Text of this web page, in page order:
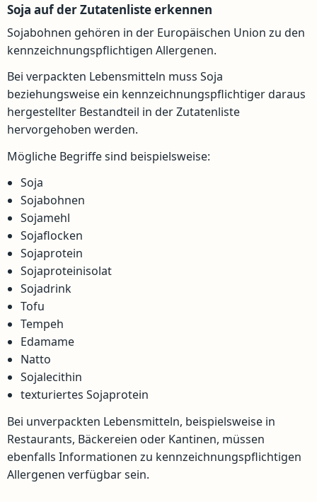
Soja auf der Zutatenliste erkennen
Sojabohnen gehören in der Europäischen Union zu den
kennzeichnungspflichtigen Allergenen.
Bei verpackten Lebensmitteln muss Soja
beziehungsweise ein kennzeichnungspflichtiger daraus
hergestellter Bestandteil in der Zutatenliste
hervorgehoben werden.
Mögliche Begriffe sind beispielsweise:
Soja
Sojabohnen
Sojamehl
Sojaflocken
Sojaprotein
Sojaproteinisolat
Sojadrink
Tofu
Tempeh
Edamame
Natto
Sojalecithin
texturiertes Sojaprotein
Bei unverpackten Lebensmitteln, beispielsweise in
Restaurants, Bäckereien oder Kantinen, müssen
ebenfalls Informationen zu kennzeichnungspflichtigen
Allergenen verfügbar sein.